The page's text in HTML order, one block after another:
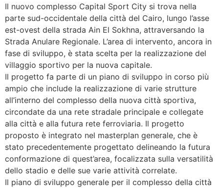
Il nuovo complesso Capital Sport City si trova nella
parte sud-occidentale della città del Cairo, lungo l’asse
est-ovest della strada Ain El Sokhna, attraversando la
Strada Anulare Regionale. L’area di intervento, ancora in
fase di sviluppo, è stata scelta per la realizzazione del
villaggio sportivo per la nuova capitale.
Il progetto fa parte di un piano di sviluppo in corso più
ampio che include la realizzazione di varie strutture
all’interno del complesso della nuova città sportiva,
circondate da una rete stradale principale e collegate
alla città e alla futura rete ferroviaria. Il progetto
proposto è integrato nel masterplan generale, che è
stato precedentemente progettato delineando la futura
conformazione di quest’area, focalizzata sulla versatilità
dello stadio e delle sue varie attività correlate.
Il piano di sviluppo generale per il complesso della città